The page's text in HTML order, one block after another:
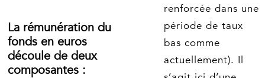
La rémunération du
fonds en euros
découle de deux
composantes :
renforcée dans une
période de taux
bas comme
actuellement). Il